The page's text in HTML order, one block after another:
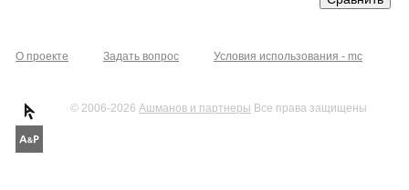
О проекте Задать вопрос Условия использования - mc
© 2006-2026 Ашманов и партнеры Все права защищены